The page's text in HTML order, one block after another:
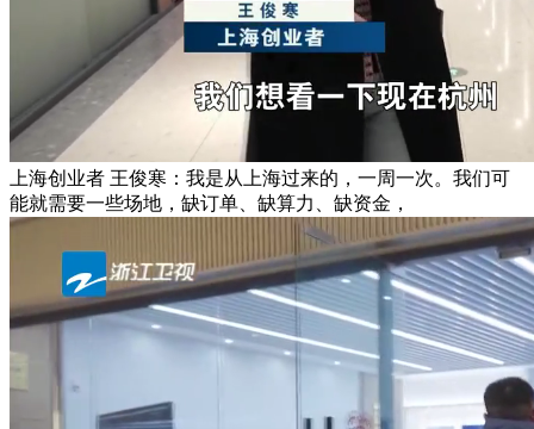
上海创业者 王俊寒：我是从上海过来的，一周一次。我们可
能就需要一些场地，缺订单、缺算力、缺资金，